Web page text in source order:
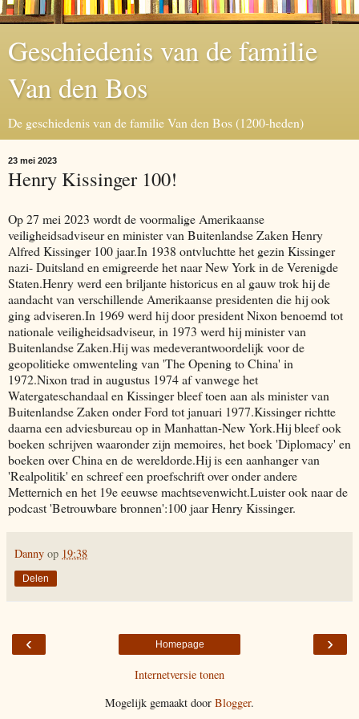
Geschiedenis van de familie
Van den Bos
De geschiedenis van de familie Van den Bos (1200-heden)
23 mei 2023
Henry Kissinger 100!
Op 27 mei 2023 wordt de voormalige Amerikaanse
veiligheidsadviseur en minister van Buitenlandse Zaken Henry
Alfred Kissinger 100 jaar.In 1938 ontvluchtte het gezin Kissinger
nazi- Duitsland en emigreerde het naar New York in de Verenigde
Staten.Henry werd een briljante historicus en al gauw trok hij de
aandacht van verschillende Amerikaanse presidenten die hij ook
ging adviseren.In 1969 werd hij door president Nixon benoemd tot
nationale veiligheidsadviseur, in 1973 werd hij minister van
Buitenlandse Zaken.Hij was medeverantwoordelijk voor de
geopolitieke omwenteling van 'The Opening to China' in
1972.Nixon trad in augustus 1974 af vanwege het
Watergateschandaal en Kissinger bleef toen aan als minister van
Buitenlandse Zaken onder Ford tot januari 1977.Kissinger richtte
daarna een adviesbureau op in Manhattan-New York.Hij bleef ook
boeken schrijven waaronder zijn memoires, het boek 'Diplomacy' en
boeken over China en de wereldorde.Hij is een aanhanger van
'Realpolitik' en schreef een proefschrift over onder andere
Metternich en het 19e eeuwse machtsevenwicht.Luister ook naar de
podcast 'Betrouwbare bronnen':100 jaar Henry Kissinger.
Danny op 19:38
Delen
‹ ›
Homepage
Internetversie tonen
Mogelijk gemaakt door Blogger.